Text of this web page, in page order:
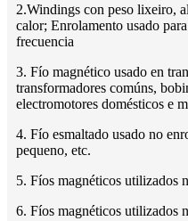
2.Windings con peso lixeiro,
calor; Enrolamento usado
frecuencia
3. Fío magnético usado en
transformadores comúns,
electromotores domésticos e
4. Fío esmaltado usado no
pequeno, etc.
5. Fíos magnéticos utilizados
6. Fíos magnéticos utilizados